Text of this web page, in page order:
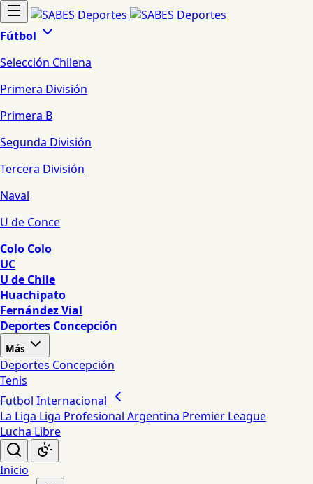
Fútbol
Selección Chilena
Primera División
Primera B
Segunda División
Tercera División
Naval
U de Conce
Colo Colo
UC
U de Chile
Huachipato
Fernández Vial
Deportes Concepción
Más
Deportes Concepción
Tenis
Futbol Internacional
La Liga Liga Profesional Argentina Premier League
Lucha Libre
Inicio